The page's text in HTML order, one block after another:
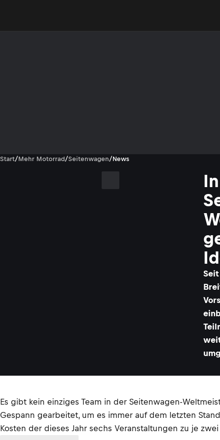
Start/Mehr Motorrad/Seitenwagen/News
Es gibt kein einziges Team in der Seitenwagen-
Gespann gearbeitet, um es immer auf dem letzten
Kosten der dieses Jahr sechs Veranstaltungen zu je